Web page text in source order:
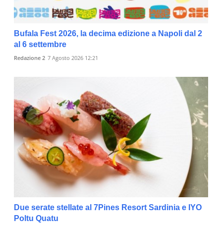
Bufala Fest 2026, la decima edizione a Napoli dal 2
al 6 settembre
Redazione 2 7 Agosto 2026 12:21
Due serate stellate al 7Pines Resort Sardinia e IYO
Poltu Quatu